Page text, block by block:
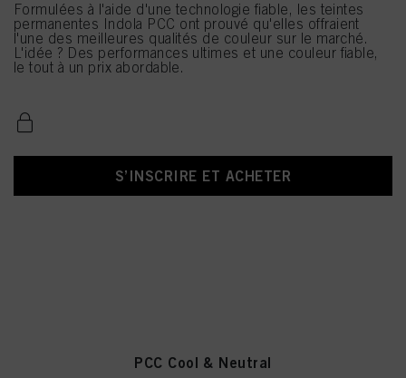
Formulées à l'aide d'une technologie fiable, les teintes
permanentes Indola PCC ont prouvé qu'elles offraient
l'une des meilleures qualités de couleur sur le marché.
L'idée ? Des performances ultimes et une couleur fiable,
le tout à un prix abordable.
S’INSCRIRE ET ACHETER
PCC Cool & Neutral